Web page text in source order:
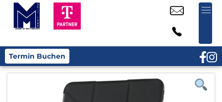
Termin Buchen